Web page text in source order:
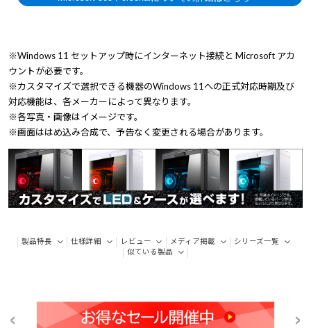
※Windows 11 セットアップ時にインターネット接続と Microsoft アカ
ウントが必要です。
※カスタマイズで選択できる機器のWindows 11への正式対応時期及び
対応機能は、各メーカーによって異なります。
※各写真・画像はイメージです。
※画面ははめ込み合成で、予告なく変更される場合があります。
製品特長 仕様詳細 レビュー メディア掲載
シリーズ一覧
似ている製品